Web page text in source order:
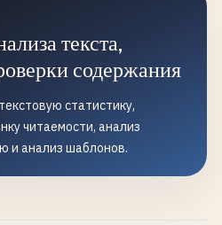
текста,
содержания
статистику,
читаемости, анализ
и анализ шаблонов.